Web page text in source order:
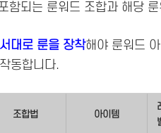
함되는 룬워드 조합과 해당
대로 룬을 장착해야 룬워드
동합니다.
조합법 아이템